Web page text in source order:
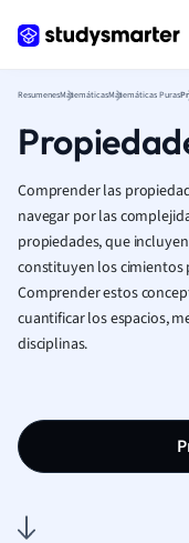
ResumenesMatemáticasMatemáticas Puras
Comprender las
navegar por las
propiedades, que
constituyen los cimientos
Comprender estos
cuantificar los espacios,
disciplinas.